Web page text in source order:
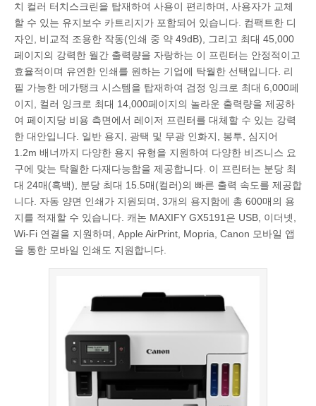
치 컬러 터치스크린을 탑재하여 사용이 편리하며, 사용자가 교체
할 수 있는 유지보수 카트리지가 포함되어 있습니다. 컴팩트한 디
자인, 비교적 조용한 작동(인쇄 중 약 49dB), 그리고 최대 45,000
페이지의 강력한 월간 출력량을 자랑하는 이 프린터는 안정적이고
효율적이며 유연한 인쇄를 원하는 기업에 탁월한 선택입니다. 리
필 가능한 메가탱크 시스템을 탑재하여 검정 잉크로 최대 6,000페
이지, 컬러 잉크로 최대 14,000페이지의 놀라운 출력량을 제공하
여 페이지당 비용 측면에서 레이저 프린터를 대체할 수 있는 강력
한 대안입니다. 일반 용지, 광택 및 무광 인화지, 봉투, 심지어
1.2m 배너까지 다양한 용지 유형을 지원하여 다양한 비즈니스 요
구에 맞는 탁월한 다재다능함을 제공합니다. 이 프린터는 분당 최
대 24매(흑백), 분당 최대 15.5매(컬러)의 빠른 출력 속도를 제공합
니다. 자동 양면 인쇄가 지원되며, 3개의 용지함에 총 600매의 용
지를 적재할 수 있습니다. 캐논 MAXIFY GX5191은 USB, 이더넷,
Wi-Fi 연결을 지원하며, Apple AirPrint, Mopria, Canon 모바일 앱
을 통한 모바일 인쇄도 지원합니다.